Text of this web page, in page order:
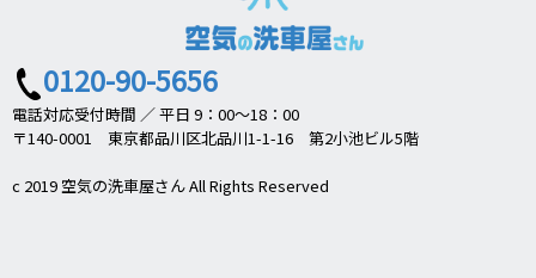
0120-90-5656
電話対応受付時間 ／ 平日 9：00～18：00
〒140-0001 東京都品川区北品川1-1-16 第2小池ビル5階
c 2019 空気の洗車屋さん All Rights Reserved